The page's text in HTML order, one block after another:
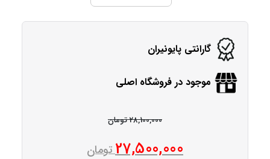
گارانتی پایونیران
موجود در فروشگاه اصلی
28,100,000 تومان
27,500,000تومان